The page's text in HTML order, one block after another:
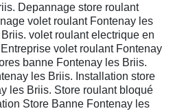
Depannage store roulant
volet roulant Fontenay les
volet roulant electrique en
volet roulant Fontenay
banne Fontenay les Briis.
les Briis. Installation store
les Briis. Store roulant bloqué
Store Banne Fontenay les